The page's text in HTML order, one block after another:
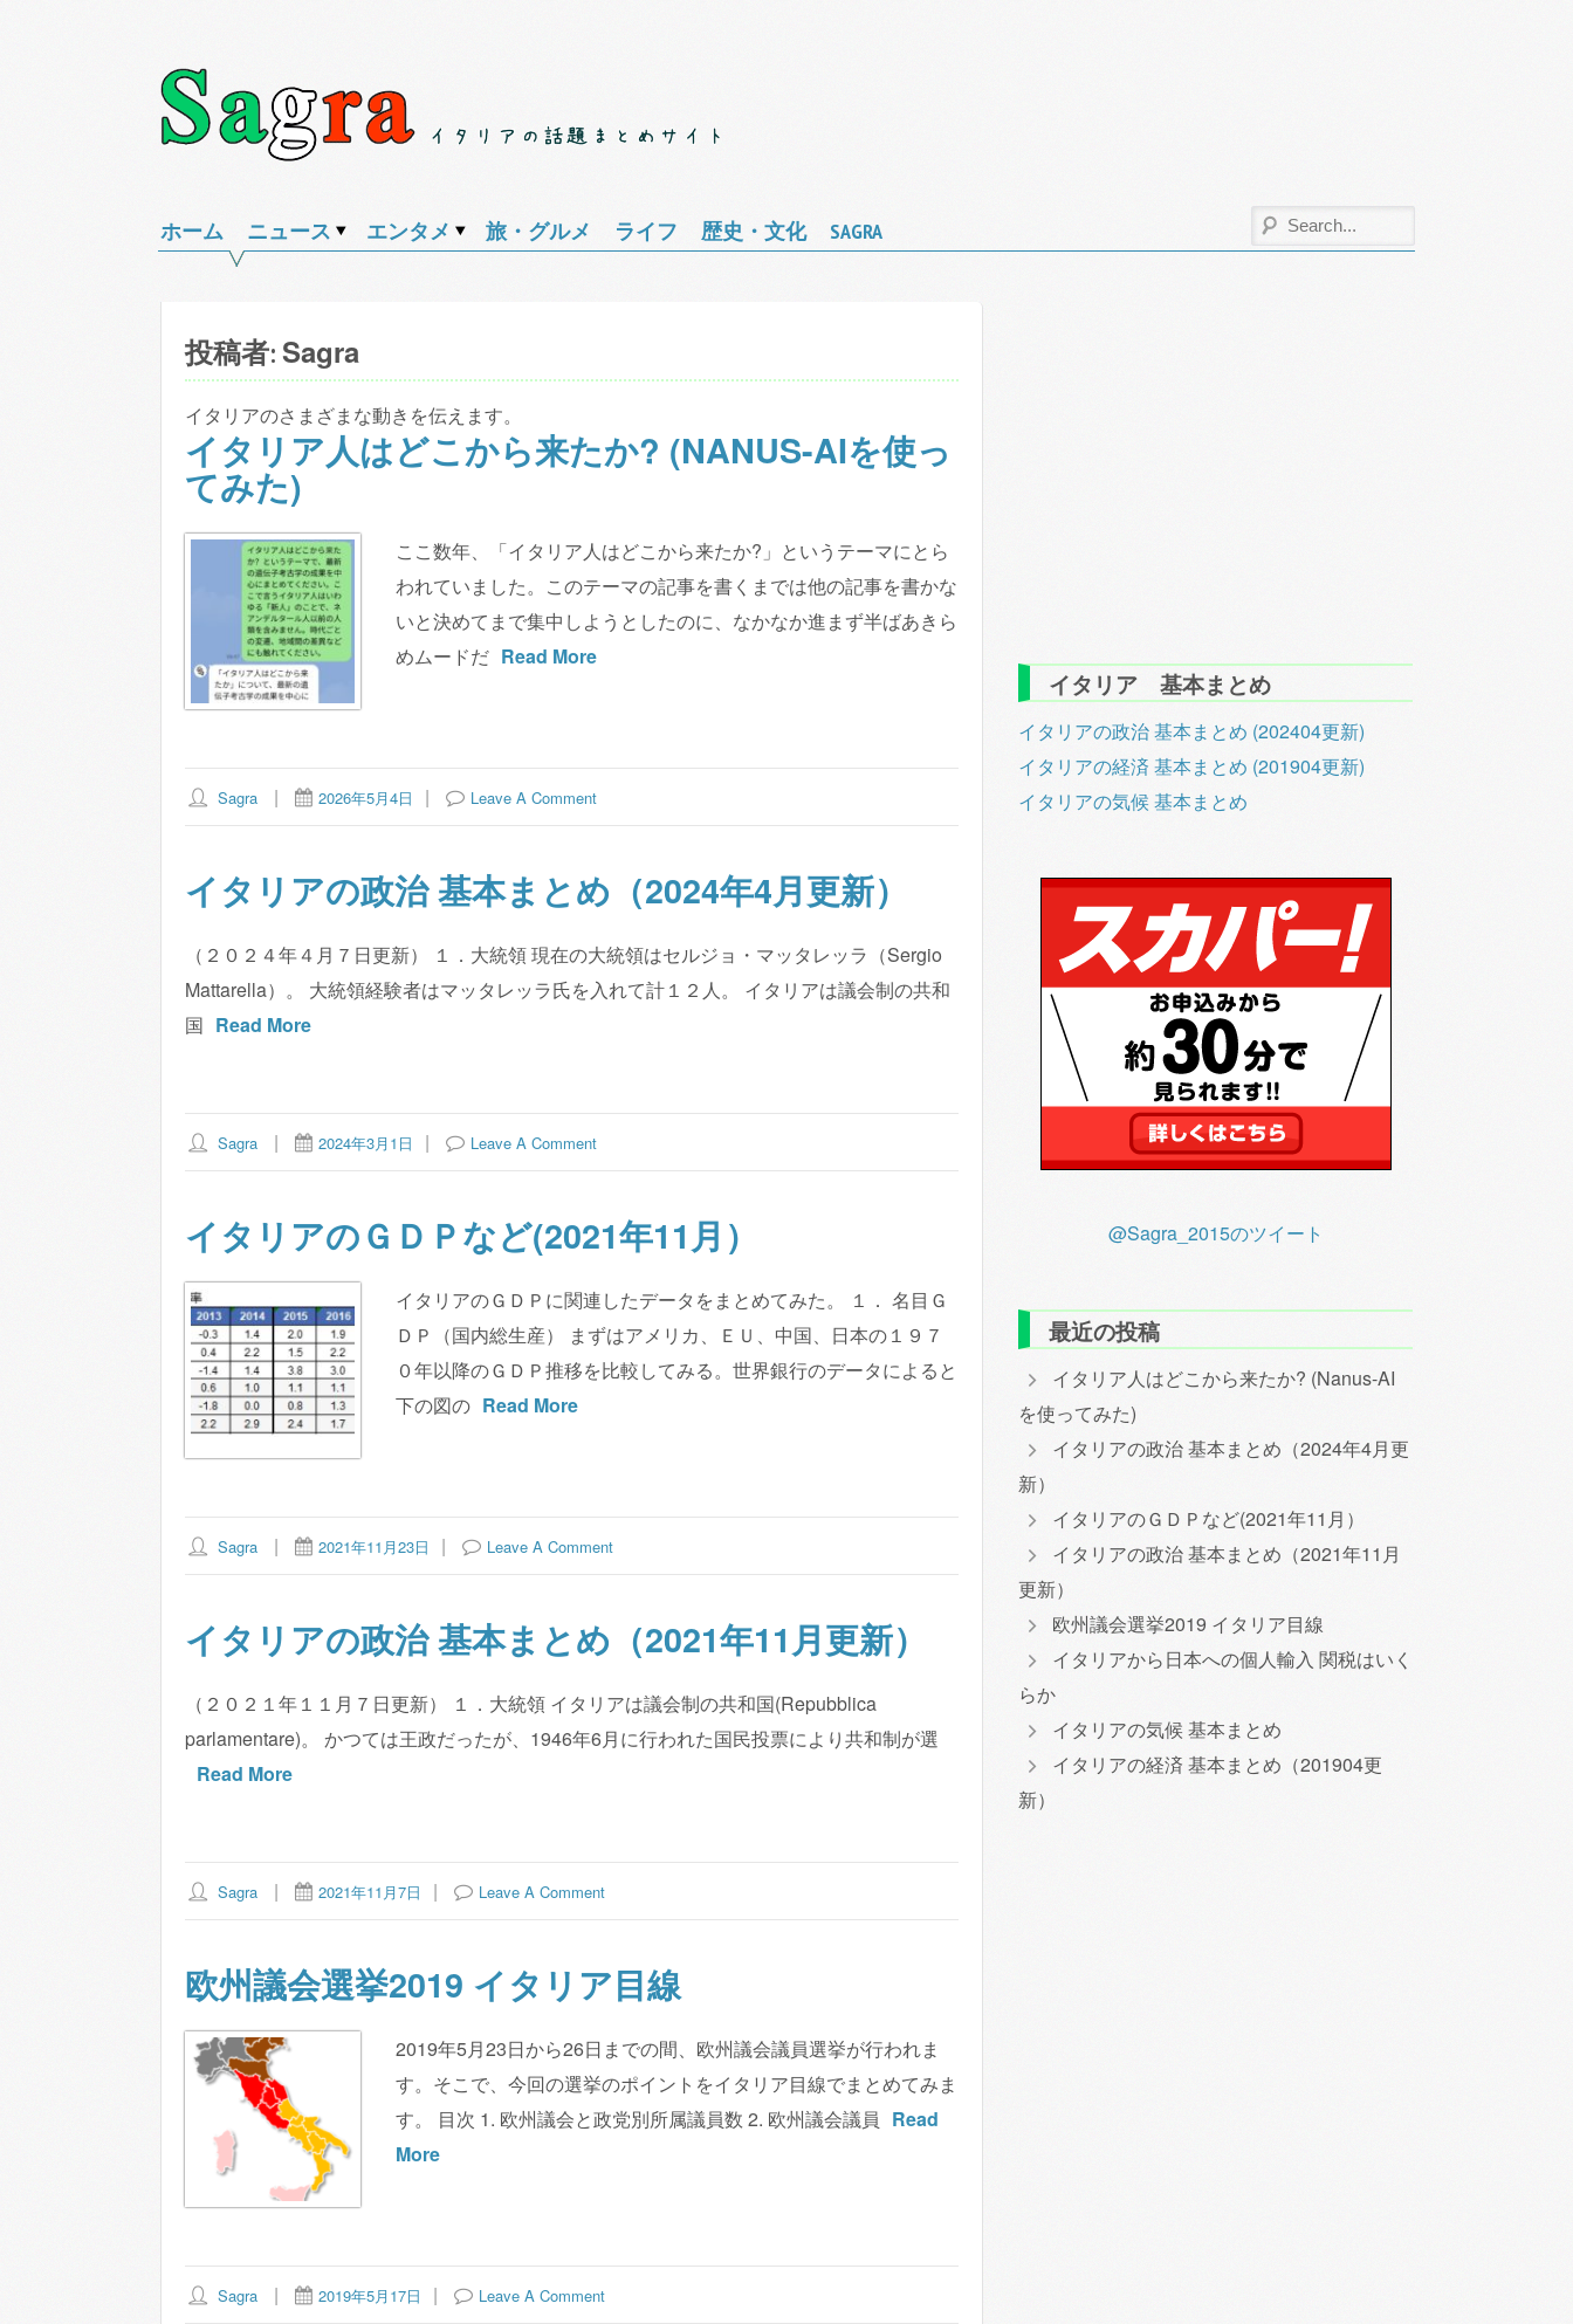
グ
ラ）
タ
ア
様々
す。
ホーム ニュース エンタメ 旅・グルメ ライフ 歴史・文化 SAGRA
投稿者:Sagra
イタリアのさまざまな動きを伝えます。
イタリア人はどこから来たか? (NANUS-AIを使っ
てみた)
ここ数年、「イタリア人はどこから来たか?」というテーマにとら
われていました。このテーマの記事を書くまでは他の記事を書かな
いと決めてまで集中しようとしたのに、なかなか進まず半ばあきら
めムードだ Read More
Sagra 2026年5月4日 Leave A Comment
イタリアの政治 基本まとめ（2024年4月更新）
（２０２４年４月７日更新） １．大統領 現在の大統領はセルジョ・マッタレッラ（Sergio
Mattarella）。 大統領経験者はマッタレッラ氏を入れて計１２人。 イタリアは議会制の共和
国 Read More
Sagra 2024年3月1日 Leave A Comment
イタリアのＧＤＰなど(2021年11月）
イタリアのＧＤＰに関連したデータをまとめてみた。 １． 名目Ｇ
ＤＰ（国内総生産） まずはアメリカ、ＥＵ、中国、日本の１９７
０年以降のＧＤＰ推移を比較してみる。世界銀行のデータによると
下の図の Read More
Sagra 2021年11月23日 Leave A Comment
イタリアの政治 基本まとめ（2021年11月更新）
（２０２１年１１月７日更新） １．大統領 イタリアは議会制の共和国(Repubblica
parlamentare)。 かつては王政だったが、1946年6月に行われた国民投票により共和制が選
Read More
Sagra 2021年11月7日 Leave A Comment
欧州議会選挙2019 イタリア目線
2019年5月23日から26日までの間、欧州議会議員選挙が行われま
す。そこで、今回の選挙のポイントをイタリア目線でまとめてみま
す。 目次 1. 欧州議会と政党別所属議員数 2. 欧州議会議員 Read
More
Sagra 2019年5月17日 Leave A Comment
イタリア 基本まとめ
イタリアの政治 基本まとめ (202404更新)
イタリアの経済 基本まとめ (201904更新)
イタリアの気候 基本まとめ
@Sagra_2015のツイート
最近の投稿
イタリア人はどこから来たか? (Nanus-AI
を使ってみた)
イタリアの政治 基本まとめ（2024年4月更
新）
イタリアのＧＤＰなど(2021年11月）
イタリアの政治 基本まとめ（2021年11月
更新）
欧州議会選挙2019 イタリア目線
イタリアから日本への個人輸入 関税はいく
らか
イタリアの気候 基本まとめ
イタリアの経済 基本まとめ（201904更
新）